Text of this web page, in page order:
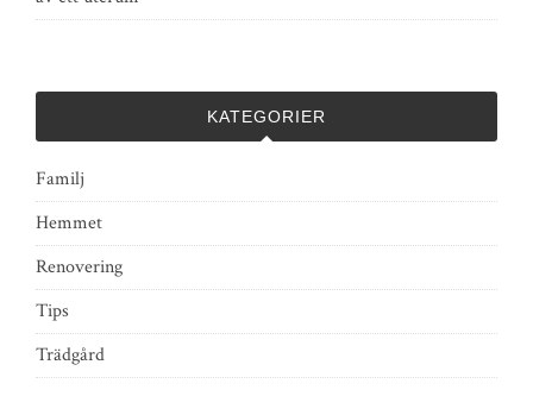
KATEGORIER
Familj
Hemmet
Renovering
Tips
Trädgård